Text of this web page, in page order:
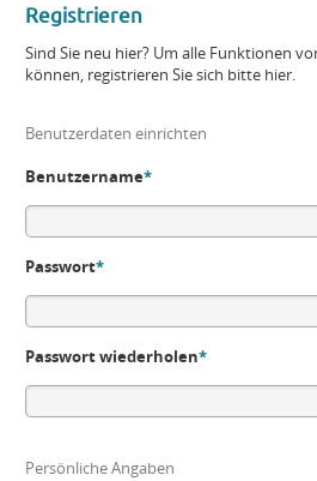
Registrieren
Sind Sie neu hier? Um alle Funktionen
können, registrieren Sie sich bitte hier.
Benutzerdaten einrichten
Benutzername*
Passwort*
Passwort wiederholen*
Persönliche Angaben